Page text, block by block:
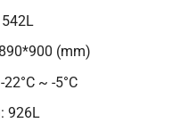
(mm)
~ -5°C
926L